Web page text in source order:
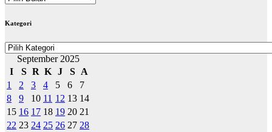
Kategori
Kategori
September 2025
I
S R K J S
A
1
2 3 4 5 6
7
8
9 10 11 12 13 14
15 16 17 18 19 20 21
22 23 24 25 26 27 28